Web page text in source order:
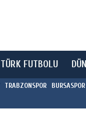
TÜRK FUTBOLU
TRABZONSPOR BURSASPOR